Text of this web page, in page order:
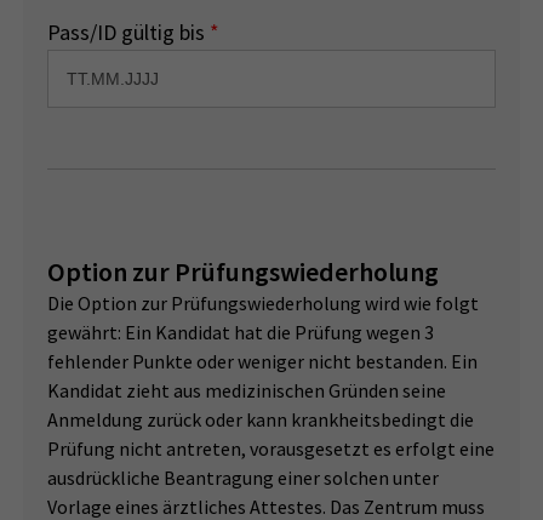
Pass/ID gültig bis *
Option zur Prüfungswiederholung
Die Option zur Prüfungswiederholung wird wie folgt
gewährt: Ein Kandidat hat die Prüfung wegen 3
fehlender Punkte oder weniger nicht bestanden. Ein
Kandidat zieht aus medizinischen Gründen seine
Anmeldung zurück oder kann krankheitsbedingt die
Prüfung nicht antreten, vorausgesetzt es erfolgt eine
ausdrückliche Beantragung einer solchen unter
Vorlage eines ärztliches Attestes. Das Zentrum muss